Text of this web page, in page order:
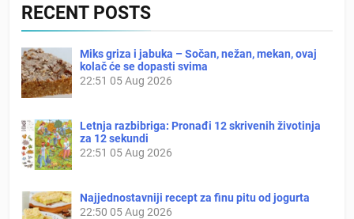
RECENT POSTS
Miks griza i jabuka – Sočan, nežan, mekan, ovaj
kolač će se dopasti svima
22:51 05 Aug 2026
Letnja razbibriga: Pronađi 12 skrivenih životinja
za 12 sekundi
22:51 05 Aug 2026
Najjednostavniji recept za finu pitu od jogurta
22:50 05 Aug 2026